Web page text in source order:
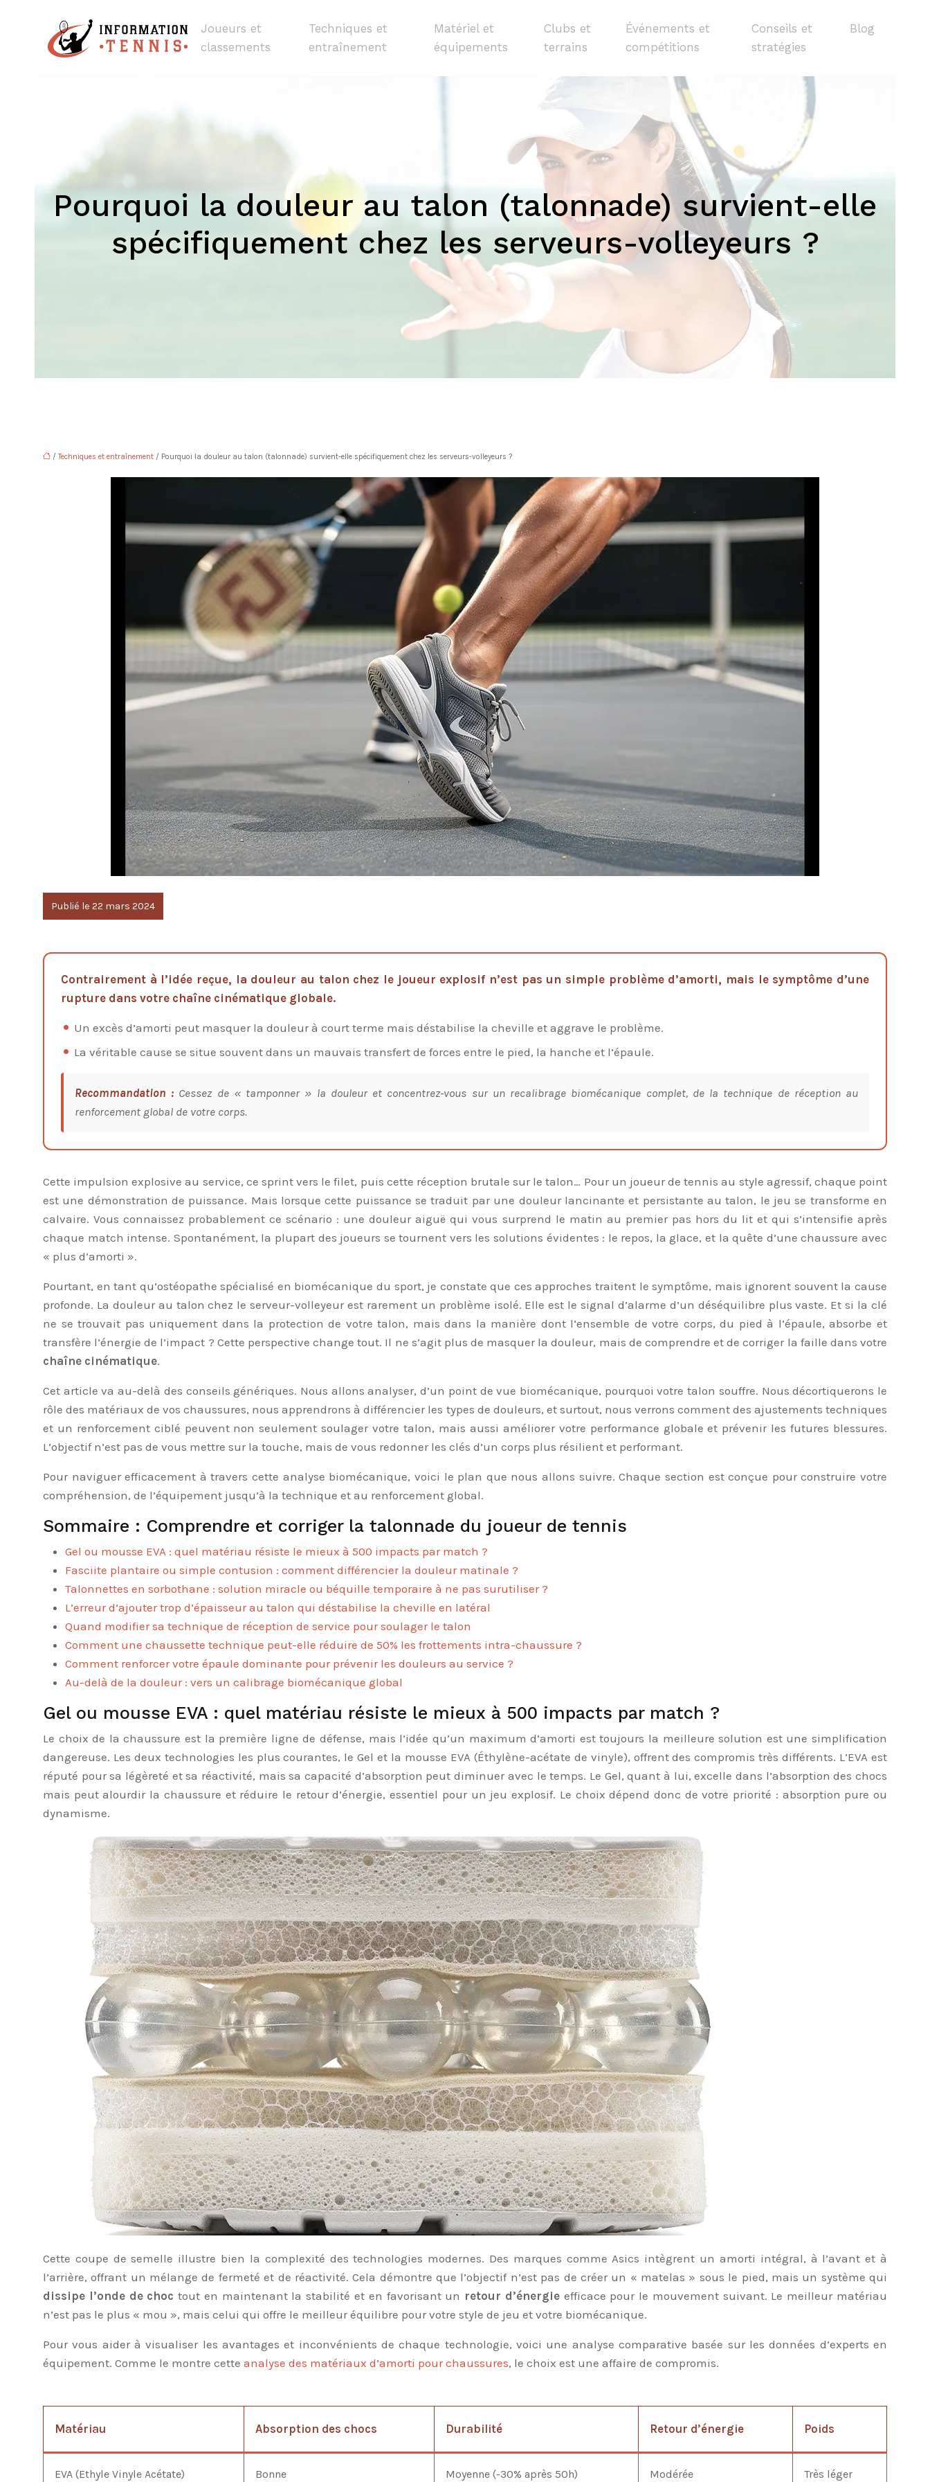
Joueurs et
classements
Techniques et
entraînement
Matériel et
équipements
Clubs et
terrains
Événements et
compétitions
Conseils et
stratégies
Blog
Pourquoi la douleur au talon (talonnade) survient-elle
spécifiquement chez les serveurs-volleyeurs ?
/Techniques et entraînement / Pourquoi la douleur au talon (talonnade) survient-elle spécifiquement chez les serveurs-volleyeurs ?
Publié le 22 mars 2024
Contrairement à l’idée reçue, la douleur au talon chez le joueur explosif n’est pas un simple problème d’amorti, mais le symptôme d’une
rupture dans votre chaîne cinématique globale.
Un excès d’amorti peut masquer la douleur à court terme mais déstabilise la cheville et aggrave le problème.
La véritable cause se situe souvent dans un mauvais transfert de forces entre le pied, la hanche et l’épaule.
Recommandation : Cessez de « tamponner » la douleur et concentrez-vous sur un recalibrage biomécanique complet, de la technique de réception au
renforcement global de votre corps.
Cette impulsion explosive au service, ce sprint vers le filet, puis cette réception brutale sur le talon… Pour un joueur de tennis au style agressif, chaque point
est une démonstration de puissance. Mais lorsque cette puissance se traduit par une douleur lancinante et persistante au talon, le jeu se transforme en
calvaire. Vous connaissez probablement ce scénario : une douleur aiguë qui vous surprend le matin au premier pas hors du lit et qui s’intensifie après
chaque match intense. Spontanément, la plupart des joueurs se tournent vers les solutions évidentes : le repos, la glace, et la quête d’une chaussure avec
« plus d’amorti ».
Pourtant, en tant qu’ostéopathe spécialisé en biomécanique du sport, je constate que ces approches traitent le symptôme, mais ignorent souvent la cause
profonde. La douleur au talon chez le serveur-volleyeur est rarement un problème isolé. Elle est le signal d’alarme d’un déséquilibre plus vaste. Et si la clé
ne se trouvait pas uniquement dans la protection de votre talon, mais dans la manière dont l’ensemble de votre corps, du pied à l’épaule, absorbe et
transfère l’énergie de l’impact ? Cette perspective change tout. Il ne s’agit plus de masquer la douleur, mais de comprendre et de corriger la faille dans votre
chaîne cinématique.
Cet article va au-delà des conseils génériques. Nous allons analyser, d’un point de vue biomécanique, pourquoi votre talon souffre. Nous décortiquerons le
rôle des matériaux de vos chaussures, nous apprendrons à différencier les types de douleurs, et surtout, nous verrons comment des ajustements techniques
et un renforcement ciblé peuvent non seulement soulager votre talon, mais aussi améliorer votre performance globale et prévenir les futures blessures.
L’objectif n’est pas de vous mettre sur la touche, mais de vous redonner les clés d’un corps plus résilient et performant.
Pour naviguer efficacement à travers cette analyse biomécanique, voici le plan que nous allons suivre. Chaque section est conçue pour construire votre
compréhension, de l’équipement jusqu’à la technique et au renforcement global.
Sommaire : Comprendre et corriger la talonnade du joueur de tennis
Gel ou mousse EVA : quel matériau résiste le mieux à 500 impacts par match ?
Fasciite plantaire ou simple contusion : comment différencier la douleur matinale ?
Talonnettes en sorbothane : solution miracle ou béquille temporaire à ne pas surutiliser ?
L’erreur d’ajouter trop d’épaisseur au talon qui déstabilise la cheville en latéral
Quand modifier sa technique de réception de service pour soulager le talon
Comment une chaussette technique peut-elle réduire de 50% les frottements intra-chaussure ?
Comment renforcer votre épaule dominante pour prévenir les douleurs au service ?
Au-delà de la douleur : vers un calibrage biomécanique global
Gel ou mousse EVA : quel matériau résiste le mieux à 500 impacts par match ?
Le choix de la chaussure est la première ligne de défense, mais l’idée qu’un maximum d’amorti est toujours la meilleure solution est une simplification
dangereuse. Les deux technologies les plus courantes, le Gel et la mousse EVA (Éthylène-acétate de vinyle), offrent des compromis très différents. L’EVA est
réputé pour sa légèreté et sa réactivité, mais sa capacité d’absorption peut diminuer avec le temps. Le Gel, quant à lui, excelle dans l’absorption des chocs
mais peut alourdir la chaussure et réduire le retour d’énergie, essentiel pour un jeu explosif. Le choix dépend donc de votre priorité : absorption pure ou
dynamisme.
Cette coupe de semelle illustre bien la complexité des technologies modernes. Des marques comme Asics intègrent un amorti intégral, à l’avant et à
l’arrière, offrant un mélange de fermeté et de réactivité. Cela démontre que l’objectif n’est pas de créer un « matelas » sous le pied, mais un système qui
dissipe l’onde de choc tout en maintenant la stabilité et en favorisant un retour d’énergieefficace pour le mouvement suivant. Le meilleur matériau
n’est pas le plus « mou », mais celui qui offre le meilleur équilibre pour votre style de jeu et votre biomécanique.
Pour vous aider à visualiser les avantages et inconvénients de chaque technologie, voici une analyse comparative basée sur les données d’experts en
équipement. Comme le montre cette analyse des matériaux d’amorti pour chaussures, le choix est une affaire de compromis.
Matériau Absorption des chocs Durabilité Retour d’énergie Poids
EVA (Ethyle Vinyle Acétate) Bonne Moyenne (-30% après 50h) Modérée Très léger